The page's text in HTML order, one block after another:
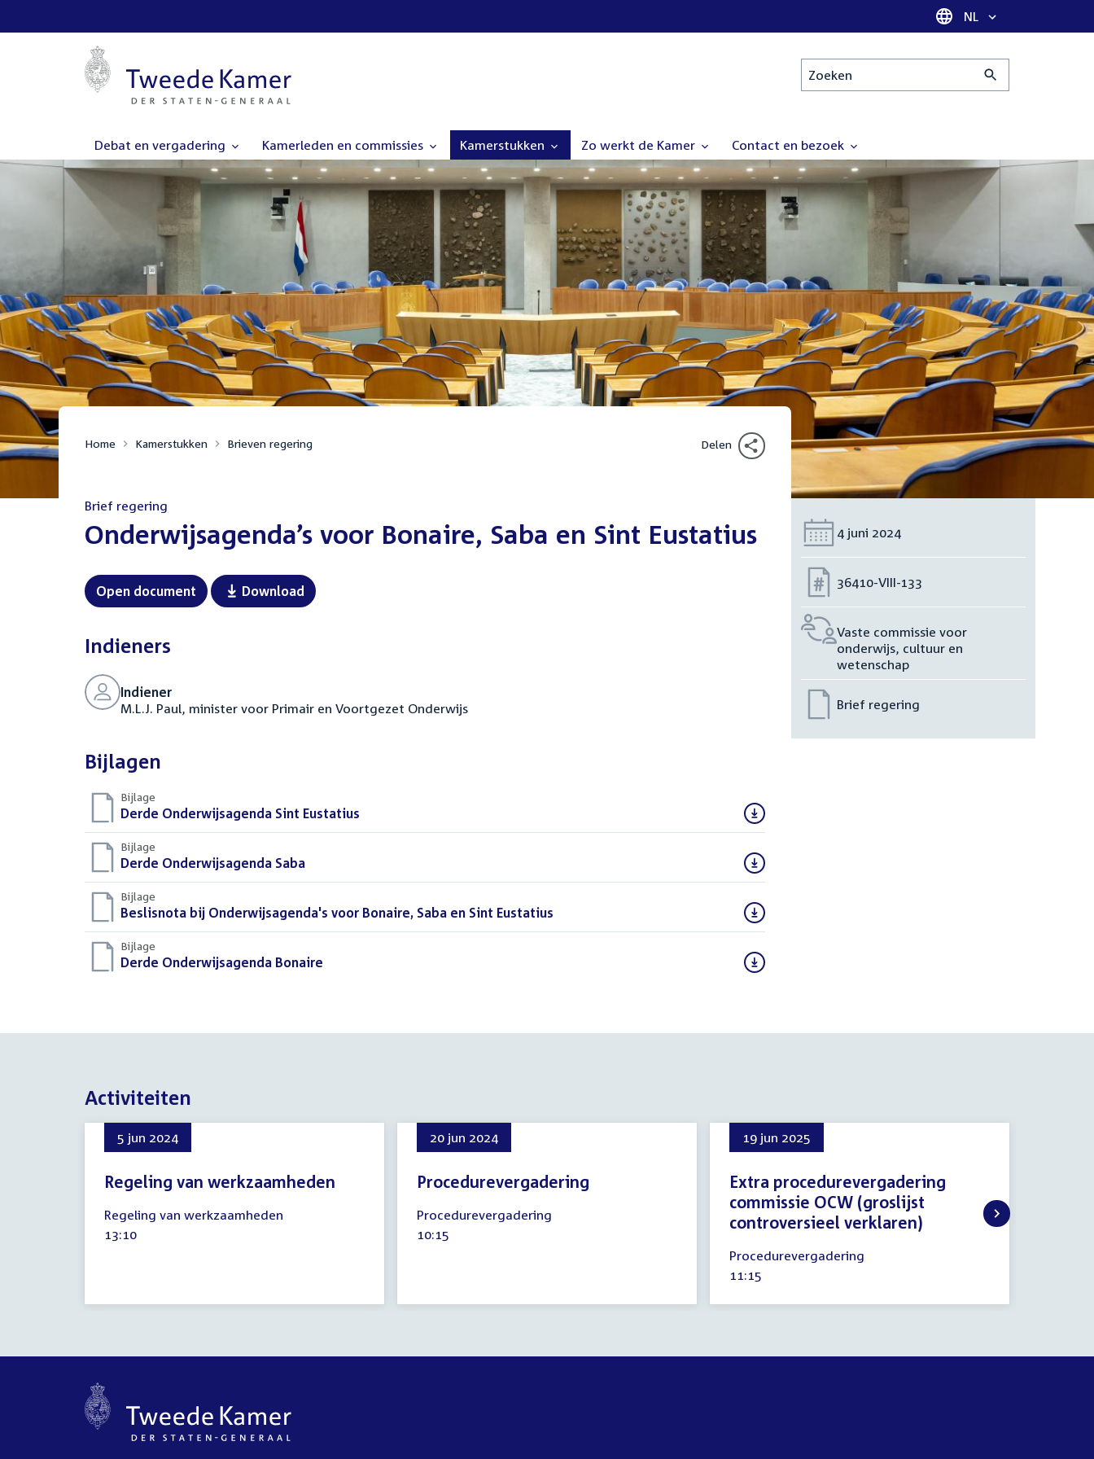
Taal selectie
NL
Zoeken
Debat en vergadering Kamerleden en commissies Kamerstukken Zo werkt de Kamer Contact en bezoek
Home Kamerstukken Brieven regering Delen
Brief regering
:Onderwijsagenda’s voor Bonaire, Saba en Sint Eustatius
Open document Download
Indieners
Indiener
M.L.J. Paul, minister voor Primair en Voortgezet Onderwijs
Bijlagen
Bijlage
Download
bestand:
Derde Onderwijsagenda Sint Eustatius
Bijlage
Download
bestand:
Derde Onderwijsagenda Saba
Bijlage
Download
bestand:
Beslisnota bij Onderwijsagenda's voor Bonaire, Saba en Sint Eustatius
Bijlage
Download
Derde Onderwijsagenda Bonaire
Datum:
4 juni 2024
Nummer:
36410-VIII-133
Vaste commissie voor
onderwijs, cultuur en
wetenschap
Brief regering
Activiteiten
5 jun 2024
Regeling van werkzaamheden
juni
2024
Regeling van werkzaamheden
Tijd
13:10
20 jun 2024
Procedurevergadering
juni
2024
Procedurevergadering
Tijd
10:15
19 jun 2025
Extra procedurevergadering
commissie OCW (groslijst
controversieel verklaren)
juni
2025
Procedurevergadering
Tijd
11:15